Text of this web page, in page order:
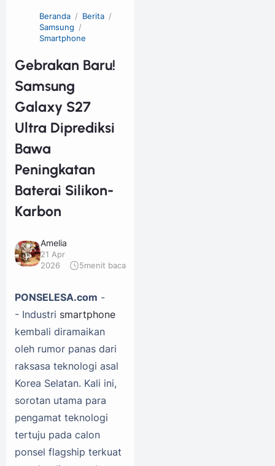
Beranda
Berita
Samsung
Smartphone
Gebrakan Baru!
Samsung
Galaxy S27
Ultra Diprediksi
Bawa
Peningkatan
Baterai Silikon-
Karbon
Amelia
21 Apr
2026
5menit baca
PONSELESA.com -
- Industri smartphone
kembali diramaikan
oleh rumor panas dari
raksasa teknologi asal
Korea Selatan. Kali ini,
sorotan utama para
pengamat teknologi
tertuju pada calon
ponsel flagship terkuat